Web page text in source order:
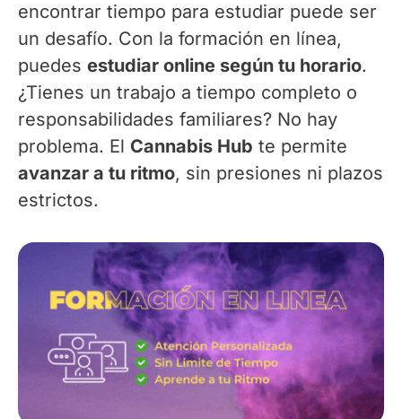
encontrar tiempo para estudiar puede ser
un desafío. Con la formación en línea,
puedes estudiar online según tu horario.
¿Tienes un trabajo a tiempo completo o
responsabilidades familiares? No hay
problema. El Cannabis Hub te permite
avanzar a tu ritmo, sin presiones ni plazos
estrictos.